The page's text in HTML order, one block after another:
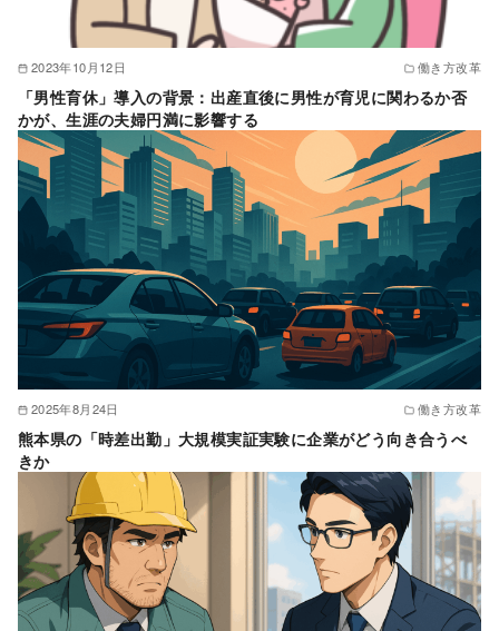
2023年10月12日 働き方改革
「男性育休」導入の背景：出産直後に男性が育児に関わるか否
かが、生涯の夫婦円満に影響する
2025年8月24日 働き方改革
熊本県の「時差出勤」大規模実証実験に企業がどう向き合うべ
きか